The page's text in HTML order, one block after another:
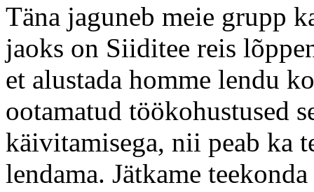
Täna jaguneb meie grupp
jaoks on Siiditee reis
et alustada homme lendu
ootamatud töökohustused
käivitamisega, nii peab ka
lendama. Jätkame